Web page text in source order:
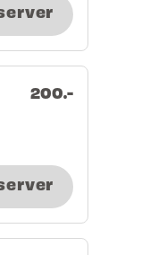
200.-